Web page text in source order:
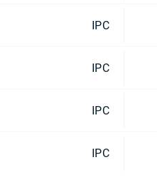
IPC
IPC
IPC
IPC